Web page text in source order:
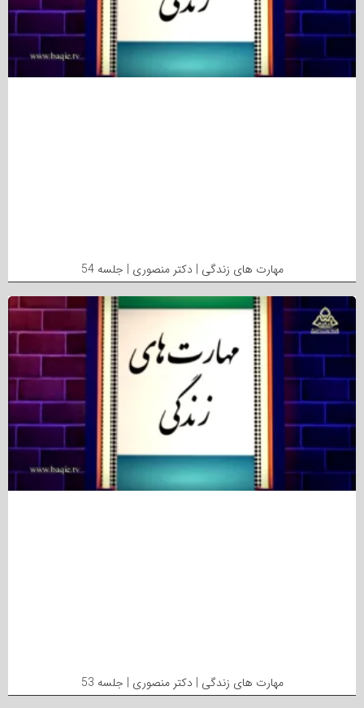
مهارت های زندگی | دکتر منصوری | جلسه 54
مهارت های زندگی | دکتر منصوری | جلسه 53